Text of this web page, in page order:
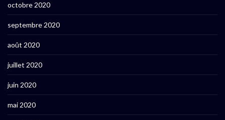
octobre 2020
septembre 2020
août 2020
juillet 2020
juin 2020
mai 2020